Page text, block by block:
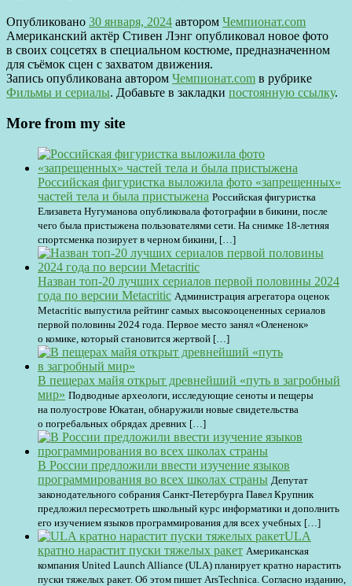
Опубликовано 30 января, 2024 автором Чемпионат.com
Американский актёр Стивен Лэнг опубликовал новое фото
в своих соцсетях в специальном костюме, предназначенном
для съёмок сцен с захватом движения.
Запись опубликована автором Чемпионат.com в рубрике
Фильмы и сериалы. Добавьте в закладки постоянную ссылку.
More from my site
Российская фигуристка выложила фото «запрещенных»
частей тела и была пристыжена Российская фигуристка
Елизавета Нугуманова опубликовала фотографии в бикини, после
чего была пристыжена пользователями сети. На снимке 18-летняя
спортсменка позирует в черном бикини, […]
Назван топ-20 лучших сериалов первой половины 2024
года по версии Metacritic Администрация агрегатора оценок
Metacritic выпустила рейтинг самых высокооцененных сериалов
первой половины 2024 года. Первое место занял «Олененок»
о комике, который становится жертвой […]
В пещерах майя открыт древнейший «путь в загробный
мир» Подводные археологи, исследующие сеноты и пещеры
на полуострове Юкатан, обнаружили новые свидетельства
о погребальных обрядах древних […]
В России предложили ввести изучение языков
программирования во всех школах страны Депутат
законодательного собрания Санкт-Петербурга Павел Крупник
предложил пересмотреть школьный курс информатики и дополнить
его изучением языков программирования для всех учебных […]
ULA
кратно нарастит пуски тяжелых ракет Американская
компания United Launch Alliance (ULA) планирует кратно нарастить
пуски тяжелых ракет. Об этом пишет ArsTechnica. Согласно изданию,